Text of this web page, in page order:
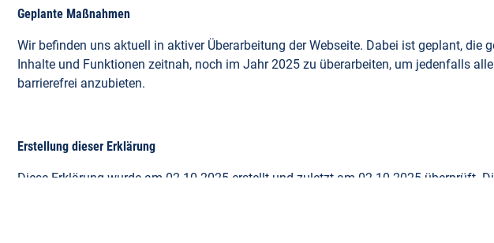
Geplante Maßnahmen
Wir befinden uns aktuell in aktiver Überarbeitung der Webseite. Dabei ist geplant, die
Inhalte und Funktionen zeitnah, noch im Jahr 2025 zu überarbeiten, um jedenfalls
barrierefrei anzubieten.
Erstellung dieser Erklärung
Diese Erklärung wurde am 02.10.2025 erstellt und zuletzt am 02.10.2025 überprüft.